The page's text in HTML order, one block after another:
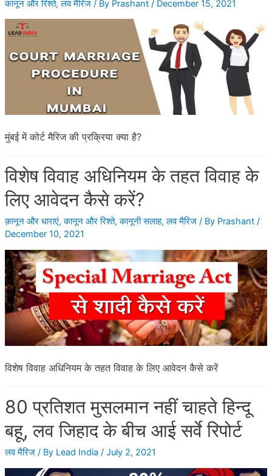
कोर्ट
मैरिज
सकती
कानून और रिश्ते,लव मैरिज/ By Prashant / December 15, 2021
मुंबई में कोर्ट मैरिज की प्रक्रिया क्या है?
विशेष विवाह अधिनियम के तहत विवाह के
लिए आवेदन कैसे करें?
क़ानून और धाराएं,कानून और रिश्ते,कानूनी सलाह,लव मैरिज/ By Prashant /
December 10, 2021
विशेष विवाह अधिनियम के तहत विवाह के लिए आवेदन कैसे करें
80 प्रतिशत मुसलमान नहीं चाहते हिन्दू
बहू, लव जिहाद के बीच आई सर्वे रिपोर्ट
लव मैरिज/ By Lead India / July 2, 2021